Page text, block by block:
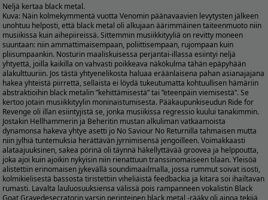
Neljä kertaa black metal.
Kuva: Näin kolmekymmentä vuotta Venomin päänavaavien levytysten jälkeen
unohtuu helposti, että black metal oli alkujaan äärimmäinen taiteenmuoto niin
musiikissa kuin aihepiireissä. Sittemmin musiikkityyliä on revitty moneen
suuntaan: niin ammattimaisempaan, poliittisempaan, rujompaan kuin
pliisumpaankin. Nosturin maaliskuisessa perjantai-illassa esiintyi neljä
yhtyettä, joilla kaikilla on vahvasti poikkeava näkökulma tähän epäpyhään
alakulttuuriin. Jos tästä yhtyenelikosta haluaa eräänlaisena pahan asianajajana
hakea yhteistä piirrettä, sellaista ei löydä tukeutumatta kohtuullisen hämäriin
abstraktioihin black metalin ”kehittämisestä” tai ”eteenpäin viemisestä”. Se
kertoo jotain musiikkityylin moninaistumisesta. Pääkaupunkiseudun Ride for
Revenge oli illan esiintyjistä se, jonka musiikissa regressio kuului tanakimmin.
Jostakin Hellhammerin ja Beheritin mustan alkuliman vatkaamoista
dynamonsa hakeva yhtye asetti jo No Saviour No Returnilla tahmaisen mutta
niin jylhiä tuntemuksia herättävän jyrnimisensä jengoilleen. Voimakkaasti
alataajuuksinen, sakea pörinä oli täynnä häkellyttävää groovea ja helppoutta,
joka ajoi kuin ajoikin nykyisin niin rienattuun transsinomaiseen tilaan. Yleisöä
alistettiin erinomaisen jykevällä soundimaailmalla, jossa rummut soivat isosti,
kolmikielisestä bassosta tiristettiin viheliäistä feedbackia ja kitara soi ihailtavan
rumasti. Lavalta lauluosuuksiensa välissä pois rampanneen vokalistin Black
Goat Gravedesecratorin varsin perinteinen black metal -rääky oli ainoa tekijä,